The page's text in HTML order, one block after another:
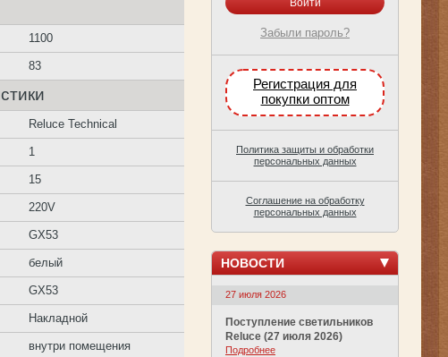
1100
83
Reluce Technical
1
15
220V
GX53
белый
GX53
Накладной
внутри помещения
Забыли пароль?
Регистрация для
покупки оптом
Политика защиты и обработки
персональных данных
Соглашение на обработку
персональных данных
НОВОСТИ
27 июля 2026
Поступление светильников
Reluce (27 июля 2026)
Подробнее